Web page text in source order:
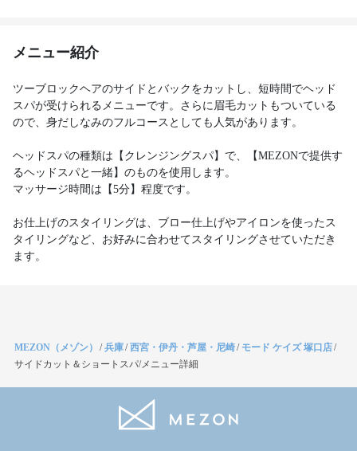
メニュー紹介
ツーブロックヘアのサイドとバックをカットし、短時間でヘッド
スパが受けられるメニューです。さらに眉毛カットもついている
ので、身だしなみのフルコースとしても人気があります。
ヘッドスパの種類は【クレンジングスパ】で、【MEZONで提供す
るヘッドスパと一緒】のものを使用します。
マッサージ時間は【5分】程度です。
お仕上げのスタイリングは、ブロー仕上げやアイロンを使ったス
タイリングなど、お好みに合わせてスタイリングさせていただき
ます。
MEZON（メゾン） /兵庫/西宮・伊丹・芦屋・尼崎/ モード ケイズ 塚口店/
サイドカット＆ショートスパ/メニュー詳細